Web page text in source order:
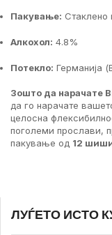
Пакување:
Алкохол: 4.8%
Потекло: Германија
Зошто да нарачате
да го нарачате
целосна
поголеми прослави,
пакување од 12
ЛУЃЕТО ИСТО